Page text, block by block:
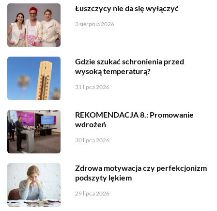
Łuszczycy nie da się wyłączyć
3 sierpnia 2026
Gdzie szukać schronienia przed
wysoką temperaturą?
31 lipca 2026
REKOMENDACJA 8.: Promowanie
wdrożeń
30 lipca 2026
Zdrowa motywacja czy perfekcjonizm
podszyty lękiem
29 lipca 2026